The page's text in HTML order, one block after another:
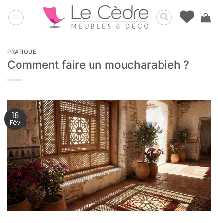
au
PRATIQUE
Comment faire un moucharabieh ?
18
Fév